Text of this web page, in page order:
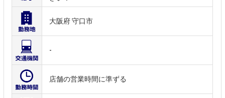
大阪府 守口市
-
店舗の営業時間に準ずる